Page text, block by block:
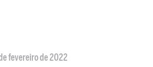
fevereiro de 2022